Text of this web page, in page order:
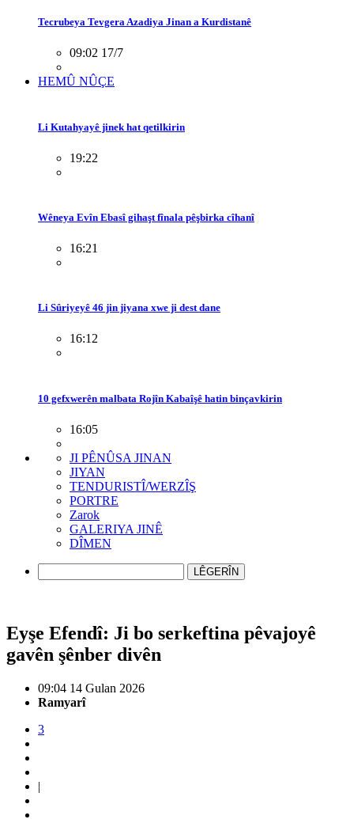
Tecrubeya Tevgera Azadiya Jinan a Kurdistanê
09:02 17/7
HEMÛ NÛÇE
Li Kutahyayê jinek hat qetilkirin
19:22
Wêneya Evîn Ebasî gihaşt fînala pêşbirka cîhanî
16:21
Li Sûriyeyê 46 jin jiyana xwe ji dest dane
16:12
10 gefxwerên malbata Rojîn Kabaîşê hatin binçavkirin
16:05
JI PÊNÛSA JINAN
JIYAN
TENDURISTÎ/WERZÎŞ
PORTRE
Zarok
GALERIYA JINÊ
DÎMEN
LÊGERÎN
Eyşe Efendî: Ji bo serkeftina pêvajoyê
gavên şênber divên
09:04 14 Gulan 2026
Ramyarî
3
|